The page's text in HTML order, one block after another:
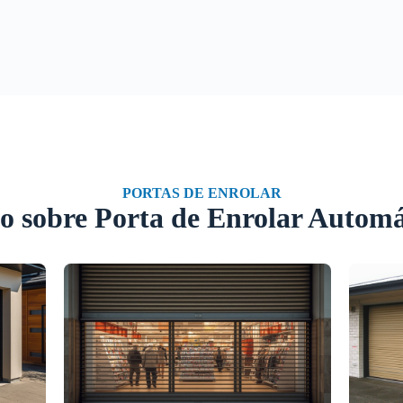
PORTAS DE ENROLAR
sobre Porta de Enrolar